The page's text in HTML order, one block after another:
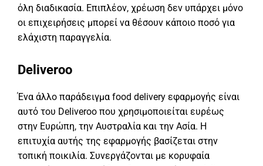
όλη διαδικασία. Επιπλέον, χρέωση δεν υπάρχει μόνο
οι επιχειρήσεις μπορεί να θέσουν κάποιο ποσό για
ελάχιστη παραγγελία.
Deliveroo
Ένα άλλο παράδειγμα food delivery εφαρμογής είναι
αυτό του Deliveroo που χρησιμοποιείται ευρέως
στην Ευρώπη, την Αυστραλία και την Ασία. Η
επιτυχία αυτής της εφαρμογής βασίζεται στην
τοπική ποικιλία. Συνεργάζονται με κορυφαία